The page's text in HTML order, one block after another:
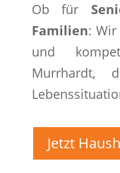
Ob für
Familien:
und
Murrhardt,
Jetzt